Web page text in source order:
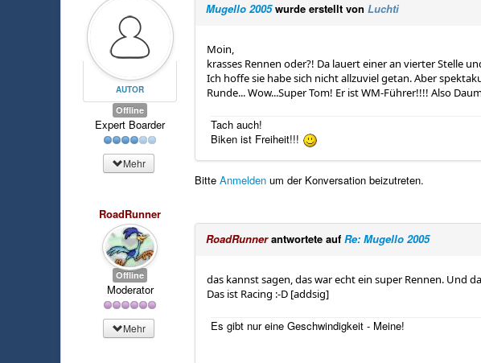
AUTOR
Offline
Expert Boarder
Mehr
Mugello 2005wurde erstellt vonLuchti
Moin,
krasses Rennen oder?! Da lauert einer an vierter Stelle
Ich hoffe sie habe sich nicht allzuviel getan. Aber
Runde... Wow...Super Tom! Er ist WM-Führer!!!! Also
Tach auch!
Biken ist Freiheit!!!
BitteAnmelden um der Konversation beizutreten.
RoadRunner
Offline
Moderator
Mehr
RoadRunnerantwortete aufRe: Mugello 2005
das kannst sagen, das war echt ein super Rennen. Und
Das ist Racing :-D [addsig]
Es gibt nur eine Geschwindigkeit - Meine!